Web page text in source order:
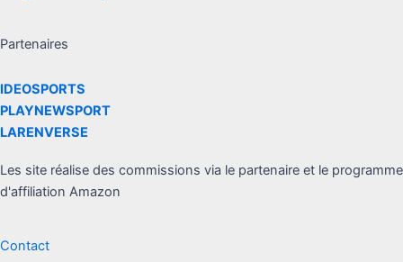
Partenaires
IDEOSPORTS
PLAYNEWSPORT
LARENVERSE
Les site réalise des commissions via le partenaire et le programme
d'affiliation Amazon
Contact